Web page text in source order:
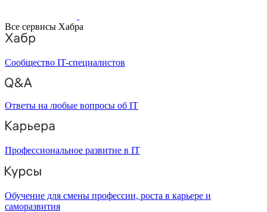
Все сервисы Хабра
Сообщество IT-специалистов
Ответы на любые вопросы об IT
Профессиональное развитие в IT
Обучение для смены профессии, роста в карьере и
саморазвития